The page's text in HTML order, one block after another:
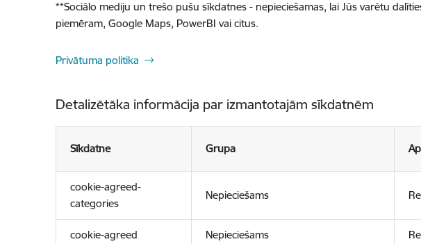
**Sociālo mediju un trešo pušu sīkdatnes - nepieciešamas, lai Jūs varētu
piemēram, Google Maps, PowerBI vai citus.
Privātuma politika
Detalizētāka informācija par izmantotajām sīkdatnēm
Sīkdatne Grupa
cookie-agreed-
categories
Nepieciešams
cookie-agreed Nepieciešams